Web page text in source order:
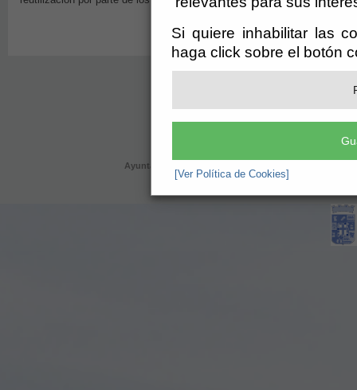
Si quiere inhabilitar las
haga click sobre el botón
[Ver Política de Cookies]
Ayuntamiento de Nacimiento (Cif: P-0406500-I)
registro@nacimiento.es